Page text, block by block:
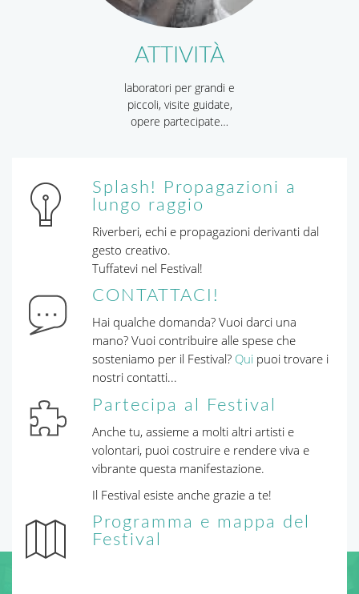
ATTIVITÀ
laboratori per grandi e
piccoli, visite guidate,
opere partecipate…
Splash! Propagazioni a
lungo raggio
Riverberi, echi e propagazioni derivanti dal
gesto creativo.
Tuffatevi nel Festival!
CONTATTACI!
Hai qualche domanda? Vuoi darci una
mano? Vuoi contribuire alle spese che
sosteniamo per il Festival? Qui puoi trovare i
nostri contatti...
Partecipa al Festival
Anche tu, assieme a molti altri artisti e
volontari, puoi costruire e rendere viva e
vibrante questa manifestazione.
Il Festival esiste anche grazie a te!
Programma e mappa del
Festival